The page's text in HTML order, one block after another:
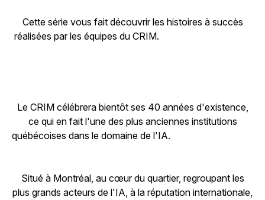
Cette série vous fait découvrir les histoires à succès
réalisées par les équipes du CRIM.
Le CRIM célébrera bientôt ses 40 années d'existence,
ce qui en fait l'une des plus anciennes institutions
québécoises dans le domaine de l'IA.
Situé à Montréal, au cœur du quartier, regroupant les
plus grands acteurs de l'IA, à la réputation internationale,